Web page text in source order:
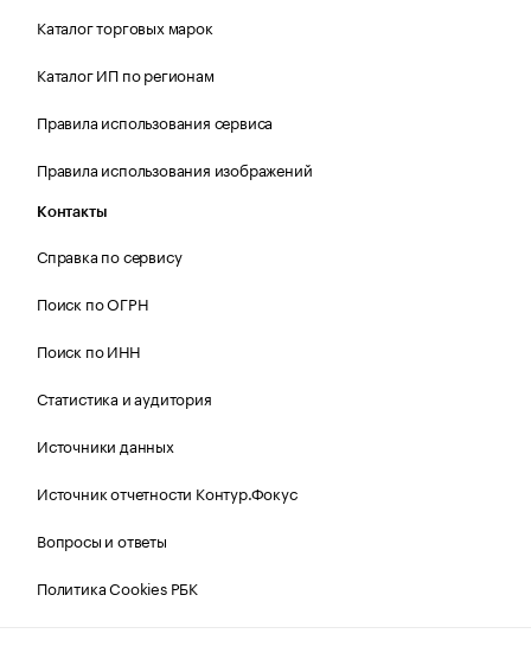
Каталог торговых марок
Каталог ИП по регионам
Правила использования сервиса
Правила использования изображений
Контакты
Справка по сервису
Поиск по ОГРН
Поиск по ИНН
Статистика и аудитория
Источники данных
Источник отчетности Контур.Фокус
Вопросы и ответы
Политика Cookies РБК